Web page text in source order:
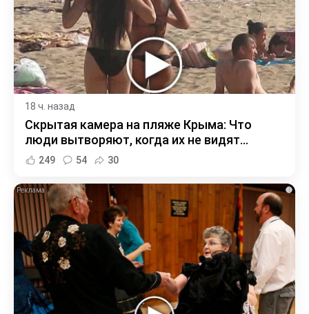
18 ч. назад
Скрытая камера на пляже Крыма: Что
люди вытворяют, когда их не видят...
249 54 30
i